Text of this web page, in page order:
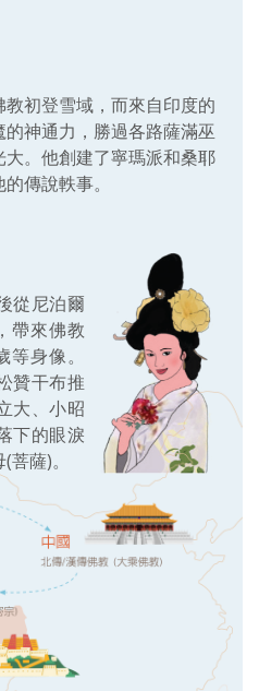
初登雪域，而來自印度的
神通力，勝過各路薩滿巫
。他創建了寧瑪派和桑耶
傳說軼事。
從尼泊爾
帶來佛教
身像。
贊干布推
大、小昭
下的眼淚
薩)。